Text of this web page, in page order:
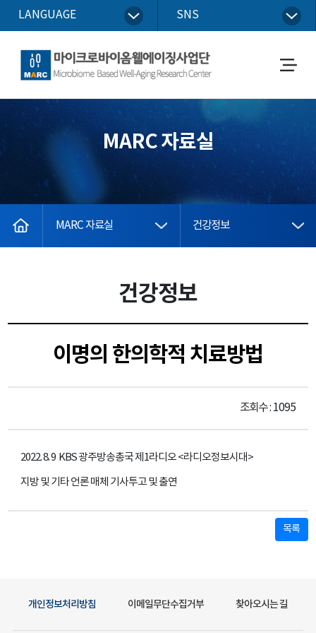
LANGUAGE SNS
마이크로바이옴웰에이징사업단
메
열
MARC 자료실
MARC 자료실
건강정보
건강정보
이명의 한의학적 치료방법
조회수 : 1095
2022. 8. 9 KBS 광주방송총국 제1라디오 <라디오정보시대>
지방 및 기타 언론 매체 기사투고 및 출연
목록
개인정보처리방침 이메일무단수집거부 찾아오시는 길